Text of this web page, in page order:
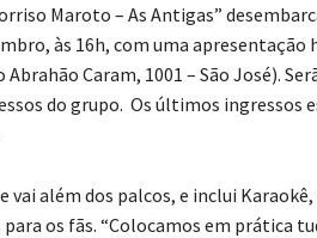
Maroto – As Antigas”
às 16h, com uma apresentação
Caram, 1001 – São José).
do grupo. Os últimos ingressos
vai além dos palcos, e inclui
os fãs. “Colocamos em prática